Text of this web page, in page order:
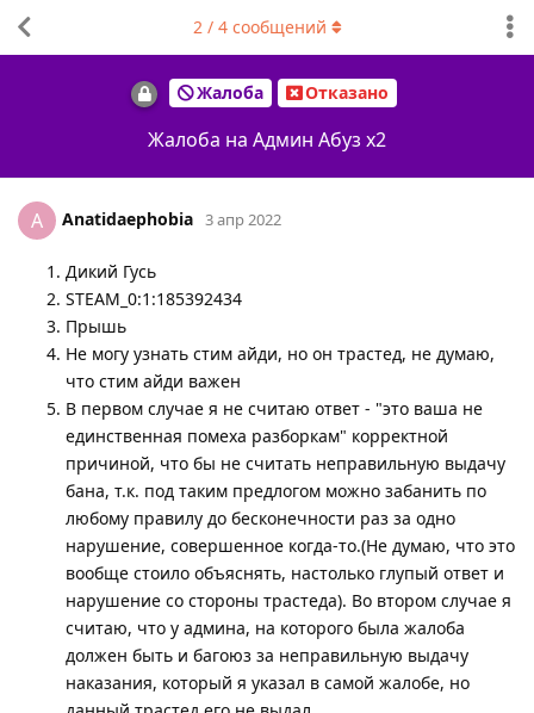
Жалоба Отказано
Жалоба на Админ Абуз х2
2/ 4сообщений
A Anatidaephobia 3 апр 2022
Дикий Гусь
STEAM_0:1:185392434
Прышь
Не могу узнать стим айди, но он трастед, не думаю,
что стим айди важен
В первом случае я не считаю ответ - "это ваша не
единственная помеха разборкам" корректной
причиной, что бы не считать неправильную выдачу
бана, т.к. под таким предлогом можно забанить по
любому правилу до бесконечности раз за одно
нарушение, совершенное когда-то.(Не думаю, что это
вообще стоило объяснять, настолько глупый ответ и
нарушение со стороны трастеда). Во втором случае я
считаю, что у админа, на которого была жалоба
должен быть и багоюз за неправильную выдачу
наказания, который я указал в самой жалобе, но